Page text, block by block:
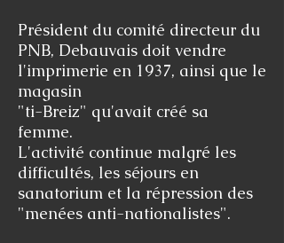
Président du comité directeur du
PNB, Debauvais doit vendre
l'imprimerie en 1937, ainsi que le
magasin
"ti-Breiz" qu'avait créé sa
femme.
L'activité continue malgré les
difficultés, les séjours en
sanatorium et la répression des
"menées anti-nationalistes".